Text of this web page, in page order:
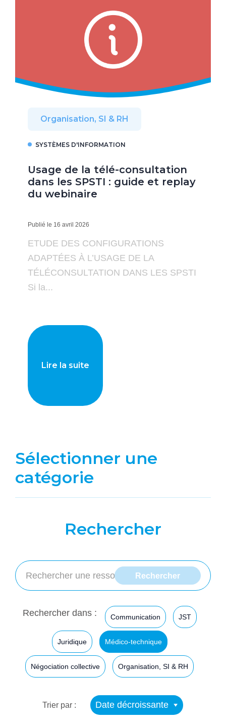
Organisation, SI & RH
SYSTÈMES D'INFORMATION
Usage de la télé-consultation
dans les SPSTI : guide et replay
du webinaire
Publié le 16 avril 2026
ETUDE DES CONFIGURATIONS
ADAPTÉES À L’USAGE DE LA
TÉLÉCONSULTATION DANS LES SPSTI
Si la...
Lire la suite
Sélectionner une
catégorie
Rechercher
Rechercher dans : Communication JST
Juridique Médico-technique
Négociation collective Organisation, SI & RH
Trier par : Date décroissante